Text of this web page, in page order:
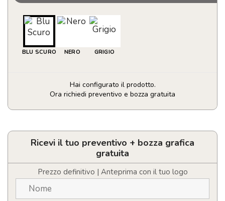
BLU SCURO NERO GRIGIO
Hai configurato il prodotto.
Ora richiedi preventivo e bozza gratuita
Zaino
in
poliestereRicevi il tuo preventivo + bozza grafica
gratuita
Prezzo definitivo | Anteprima con il tuo logo